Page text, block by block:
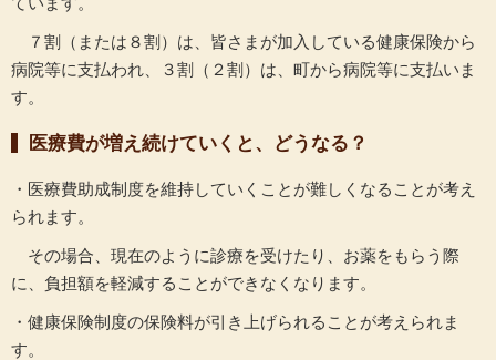
７割（または８割）は、皆さまが加入している健康保険から
病院等に支払われ、３割（２割）は、町から病院等に支払いま
す。
医療費が増え続けていくと、どうなる？
・医療費助成制度を維持していくことが難しくなることが考え
られます。
その場合、現在のように診療を受けたり、お薬をもらう際
に、負担額を軽減することができなくなります。
・健康保険制度の保険料が引き上げられることが考えられま
す。